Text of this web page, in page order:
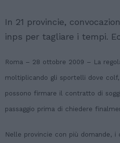
In 21 provincie,
inps per tagliare i tempi.
Roma – 28 ottobre 2009 – La
moltiplicando gli sportelli dove
possono firmare il contratto di
passaggio prima di chiedere
Nelle provincie con più domande,